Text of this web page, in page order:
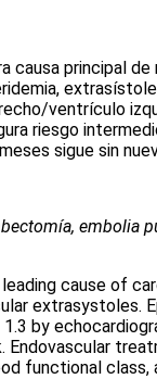
causa principal
ventrículo
riesgo
sigue sin
embolia
cause of
extrasystoles.
by
Endovascular
functional class,